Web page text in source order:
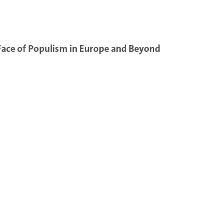
of Populism in Europe and Beyond